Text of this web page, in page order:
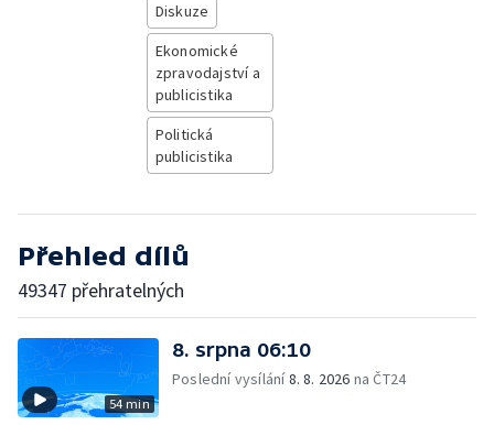
Diskuze
Ekonomické
zpravodajství a
publicistika
Politická
publicistika
Přehled dílů
49347 přehratelných
54 min
8. srpna 06:10
Poslední vysílání8. 8. 2026 na ČT24